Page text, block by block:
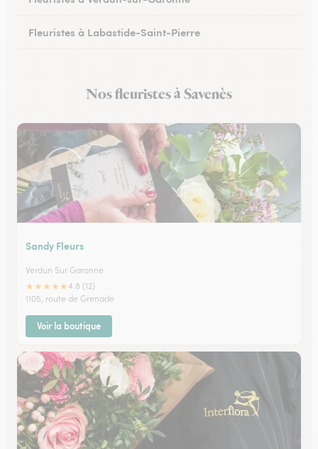
Fleuristes à Labastide-Saint-Pierre
Nos fleuristes à Savenès
Sandy Fleurs
Verdun Sur Garonne
★★★★★4.8 (12)
1105, route de Grenade
Voir la boutique